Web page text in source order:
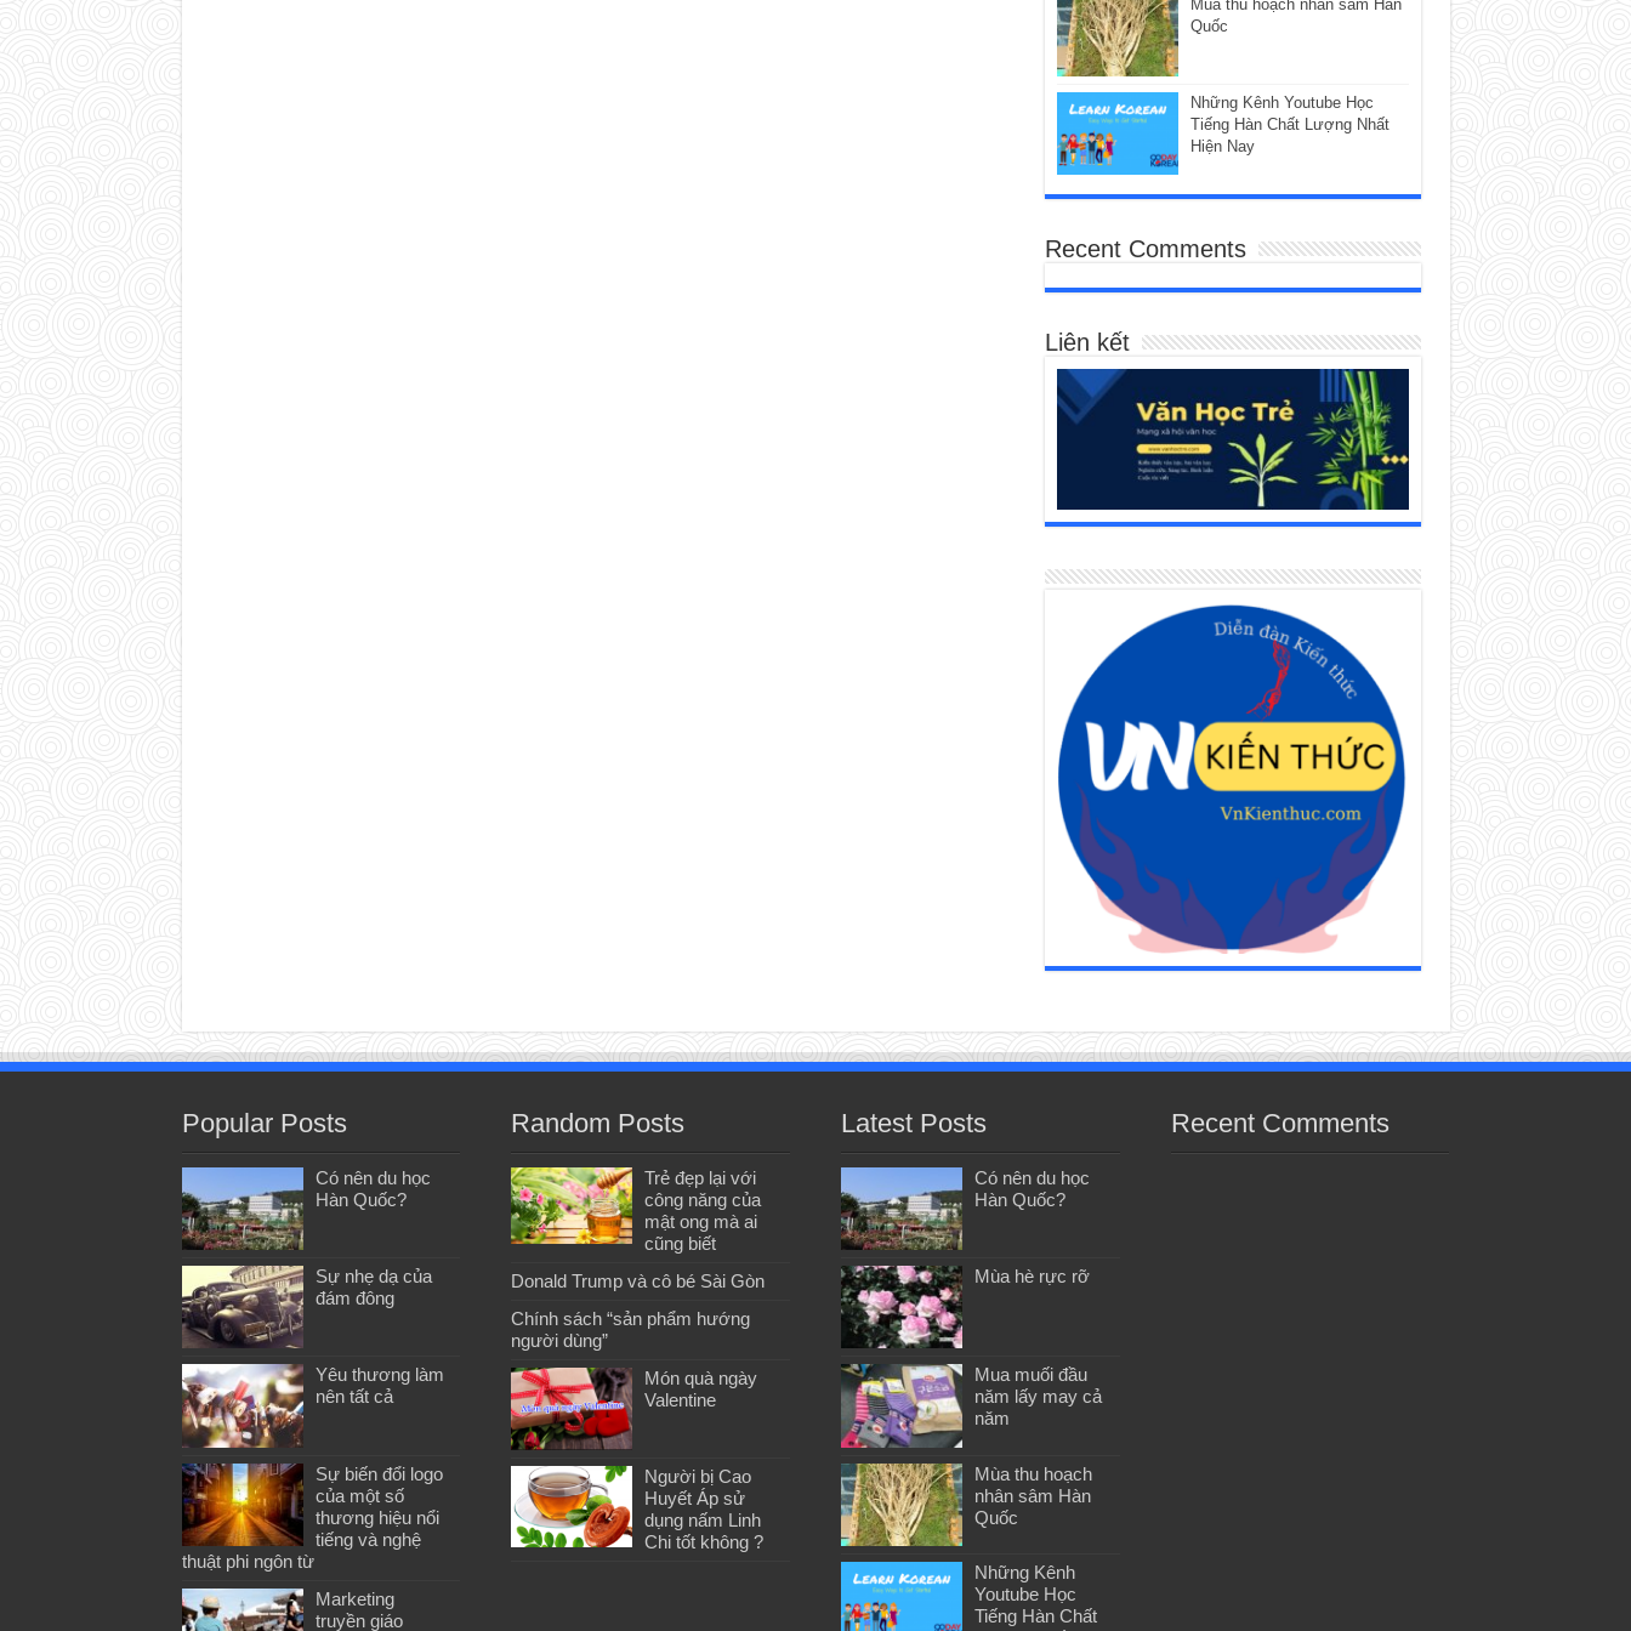
Mùa thu hoạch nhân sâm Hàn
Quốc
Những Kênh Youtube Học
Tiếng Hàn Chất Lượng Nhất
Hiện Nay
Recent Comments
Liên kết
Popular Posts
Có nên du học
Hàn Quốc?
Sự nhẹ dạ của
đám đông
Yêu thương làm
nên tất cả
Sự biến đổi logo
của một số
thương hiệu nổi
tiếng và nghệ
thuật phi ngôn từ
Marketing
truyền giáo
Random Posts
Trẻ đẹp lại với
công năng của
mật ong mà ai
cũng biết
Donald Trump và cô bé Sài Gòn
Chính sách “sản phẩm hướng
người dùng”
Món quà ngày
Valentine
Người bị Cao
Huyết Áp sử
dụng nấm Linh
Chi tốt không ?
Latest Posts
Có nên du học
Hàn Quốc?
Mùa hè rực rỡ
Mua muối đầu
năm lấy may cả
năm
Mùa thu hoạch
nhân sâm Hàn
Quốc
Những Kênh
Youtube Học
Tiếng Hàn Chất
Recent Comments